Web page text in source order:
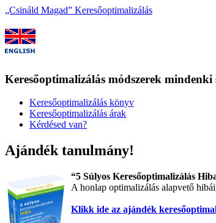
„Csináld Magad” Keresőoptimalizálás
Keresőoptimalizálás módszerek
Keresőoptimalizálás könyv
Keresőoptimalizálás árak
Kérdésed van?
Ajándék tanulmány!
“5 Súlyos Keresőoptimalizálás
A honlap optimalizálás alapvető
Klikk ide az ajándék